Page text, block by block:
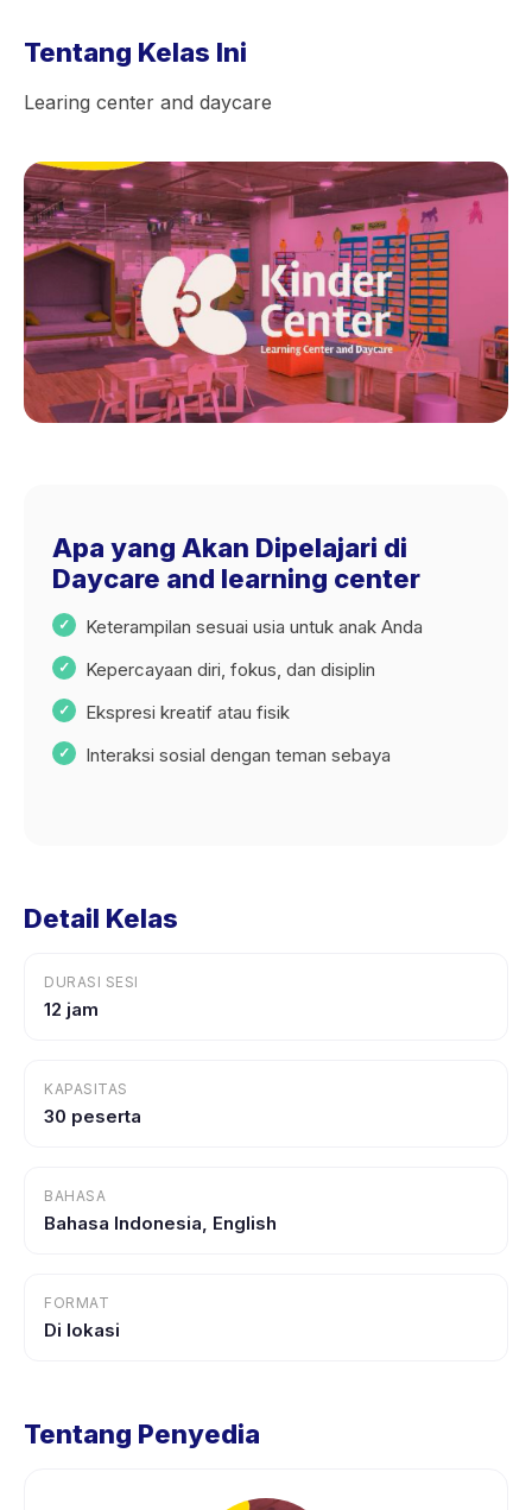
Tentang Kelas Ini
Learing center and daycare
Apa yang Akan Dipelajari di
Daycare and learning center
Keterampilan sesuai usia untuk anak Anda
Kepercayaan diri, fokus, dan disiplin
Ekspresi kreatif atau fisik
Interaksi sosial dengan teman sebaya
Detail Kelas
DURASI SESI
12 jam
KAPASITAS
30 peserta
BAHASA
Bahasa Indonesia, English
FORMAT
Di lokasi
Tentang Penyedia